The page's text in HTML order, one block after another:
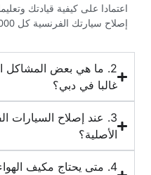
‏اعتمادا على كيفية قيادتك
إصلاح سيارتك الفرنسية كل 5,000 إلى 10,000 كيلومتر.‏
‏2. ما هي بعض المشاكل
غالبا في دبي؟‏
‏3. عند إصلاح السيارات
الأصلية؟‏
‏4. متى يحتاج مكيف